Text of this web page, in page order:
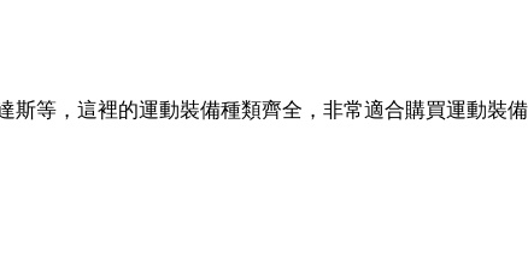
等，這裡的運動裝備種類齊全，非常適合購買運動裝